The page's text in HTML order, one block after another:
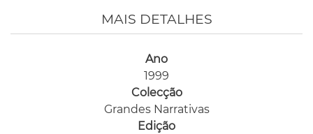
MAIS DETALHES
Ano
1999
Colecção
Grandes Narrativas
Edição